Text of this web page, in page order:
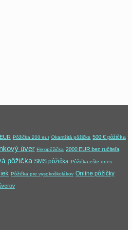
Pôžička 200 eur Okamžitá pôžička 500 € pôžička
úver Flexipôžička 2000 EUR bez ručiteľa
pôžička SMS pôžička Pôžička ešte dnes
Pôžička pre vysokoškolákov Online pôžičky